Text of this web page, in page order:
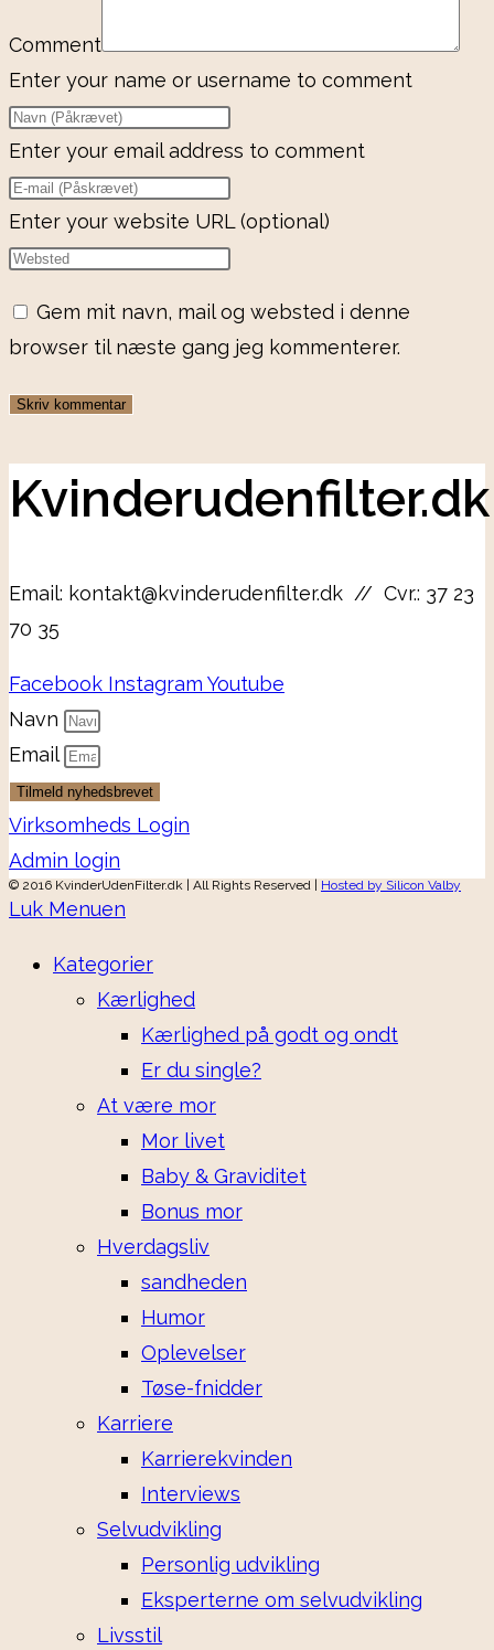
Comment
Enter your name or username to comment
Enter your email address to comment
Enter your website URL (optional)
Gem mit navn, mail og websted i denne
browser til næste gang jeg kommenterer.
Kvinderudenfilter.dk
Email: kontakt@kvinderudenfilter.dk // Cvr.: 37 23
70 35
Facebook Instagram Youtube
Navn
Email
Tilmeld nyhedsbrevet
Virksomheds Login
Admin login
© 2016 KvinderUdenFilter.dk | All Rights Reserved | Hosted by Silicon Valby
Luk Menuen
Kategorier
Kærlighed
Kærlighed på godt og ondt
Er du single?
At være mor
Mor livet
Baby & Graviditet
Bonus mor
Hverdagsliv
sandheden
Humor
Oplevelser
Tøse-fnidder
Karriere
Karrierekvinden
Interviews
Selvudvikling
Personlig udvikling
Eksperterne om selvudvikling
Livsstil